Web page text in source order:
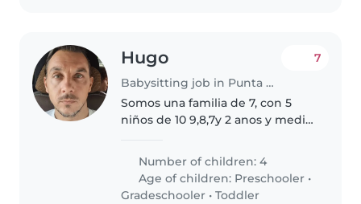
Hugo
Babysitting job in Punta Cana
7
Somos una familia de 7, con 5
niños de 10 9,8,7y 2 anos y medio
divertidos con mucha energia.
Buscamos 2 niñeras para estar
con ellos de 3 pm a 8 pm y..
Number of children: 4
Age of children: Preschooler •
Gradeschooler •Toddler